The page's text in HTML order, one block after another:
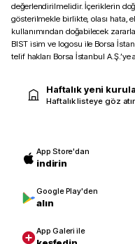
değerlendirilmelidir. İçeriklerin
gösterilmekle birlikte, olası hata,
kullanımından doğabilecek
BIST isim ve logosu ile Borsa
telif hakları Borsa İstanbul A.Ş.’ye
Haftalık yeni
Haftalık listeye göz
App Store'dan
indirin
Google Play'den
alın
App Galeri ile